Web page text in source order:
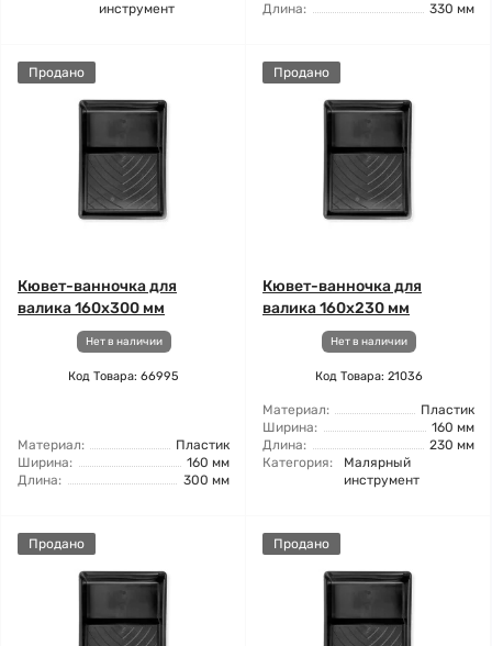
инструмент
Длина:
330 мм
Продано
Кювет-ванночка для
валика 160x300 мм
Нет в наличии
Код Товара: 66995
Материал:
Пластик
Ширина:
160 мм
Длина:
300 мм
Продано
Кювет-ванночка для
валика 160x230 мм
Нет в наличии
Код Товара: 21036
Материал:
Пластик
Ширина:
160 мм
Длина:
230 мм
Категория:
Малярный
инструмент
Продано Продано